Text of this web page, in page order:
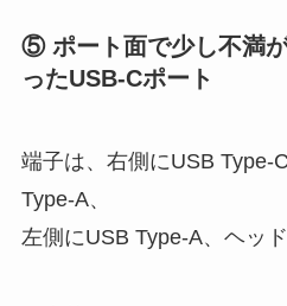
⑤ ポート面で少し不満
ったUSB-Cポート
端子は、右側にUSB Type-
Type-A、
左側にUSB Type-A、ヘッ